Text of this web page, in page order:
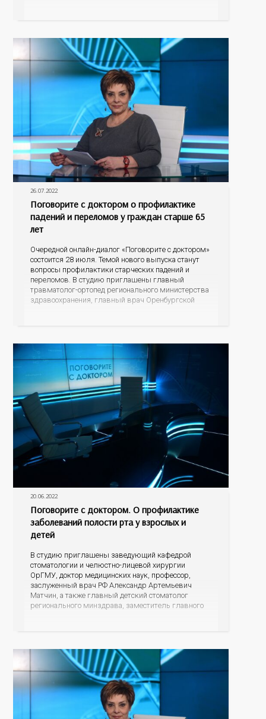
Разговор пойдет о профилактике онкологических
заболеваний, а именно о скрининговых
26.07.2022
Поговорите с доктором о профилактике
падений и переломов у граждан старше 65
лет
Очередной онлайн-диалог «Поговорите с доктором»
состоится 28 июля. Темой нового выпуска станут
вопросы профилактики старческих падений и
переломов. В студию приглашены главный
травматолог-ортопед регионального министерства
здравоохранения, главный врач Оренбургской
ветеранов войн Наталья Сергеевна Шокурова. С
20.06.2022
Поговорите с доктором. О профилактике
заболеваний полости рта у взрослых и
детей
В студию приглашены заведующий кафедрой
стоматологии и челюстно-лицевой хирургии
ОрГМУ, доктор медицинских наук, профессор,
заслуженный врач РФ Александр Артемьевич
Матчин, а также главный детский стоматолог
регионального минздрава, заместитель главного
Нужно ли обращаться к стоматологу с
профилактической целью, когда